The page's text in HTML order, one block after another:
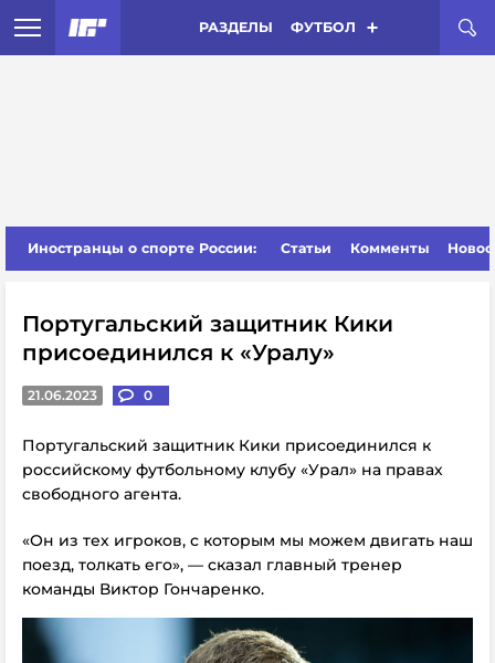
РАЗДЕЛЫ ФУТБОЛ
Иностранцы о спорте России: Статьи Комменты
Португальский защитник Кики
присоединился к «Уралу»
21.06.2023 0
Португальский защитник Кики присоединился к
российскому футбольному клубу «Урал» на правах
свободного агента.
«Он из тех игроков, с которым мы можем двигать наш
поезд, толкать его», — сказал главный тренер
команды Виктор Гончаренко.